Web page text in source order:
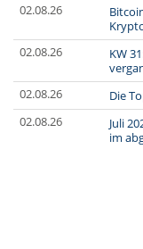
02.08.26
02.08.26
KW
02.08.26
Die
02.08.26
Juli
im